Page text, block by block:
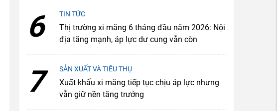
6 TIN TỨC
Thị trường xi măng 6 tháng đầu năm 2026: Nội
địa tăng mạnh, áp lực dư cung vẫn còn
7 SẢN XUẤT VÀ TIÊU THỤ
Xuất khẩu xi măng tiếp tục chịu áp lực nhưng
vẫn giữ nền tăng trưởng